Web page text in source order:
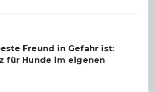
Freund in Gefahr ist:
für Hunde im eigenen